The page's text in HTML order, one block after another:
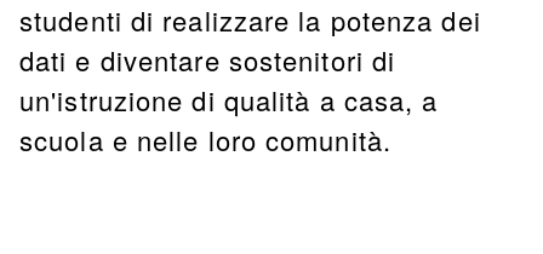
studenti di realizzare la potenza dei
dati e diventare sostenitori di
un'istruzione di qualità a casa, a
scuola e nelle loro comunità.